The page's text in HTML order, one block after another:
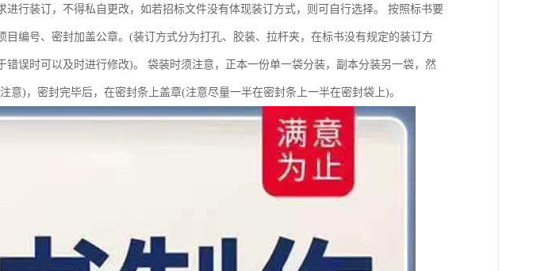
进行装订，不得私自更改，如若招标文件没有体现装订方式，则可自行选择。 按照标书要
编号、密封加盖公章。(装订方式分为打孔、胶装、拉杆夹，在标书没有规定的装订方
错误时可以及时进行修改)。 袋装时须注意，正本一份单一袋分装，副本分装另一袋，然
意)，密封完毕后，在密封条上盖章(注意尽量一半在密封条上一半在密封袋上)。